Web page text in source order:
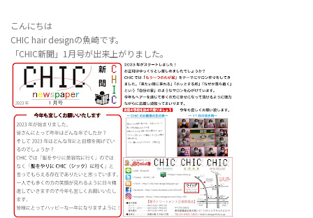
こんにちは
CHIC hair designの魚崎です。
「CHIC新聞」1月号が出来上がりました。